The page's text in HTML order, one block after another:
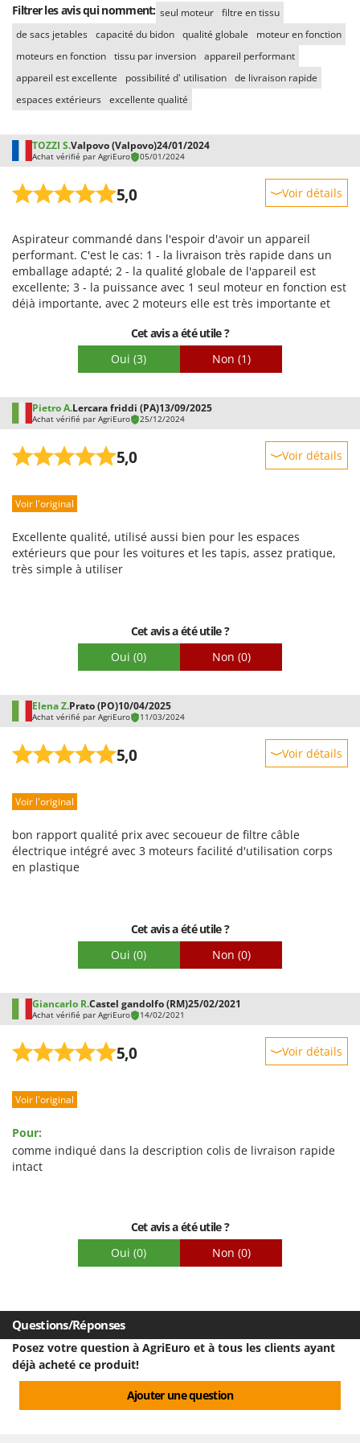
Stiga
Stocker
Sunseeker
T
Tecla
Tellarini Pompe
Tenco
Titania
Tornado
Tre Spade
Trotec
Troy-Bilt
U
Udor
Unger
Vesco
Volpi
W
Wiper EcoRobot
Wortex
Worx
Y
Z
Zephir
ZGrills
Filtrer les avis qui nomment: seul moteur
filtre en tissu
de sacs jetables capacité du bidon qualité globale
moteur en fonction
moteurs en fonction tissu par inversion appareil performant
appareil est excellente
possibilité d' utilisation de livraison rapide
espaces extérieurs excellente qualité
TOZZI S.Valpovo (Valpovo)24/01/2024
Achat vérifié par AgriEuro 05/01/2024
5,0 Voir détails
Prestations
Facilité d'utilisation
Qualité / Prix
Facilité de montage
Aspirateur commandé dans l'espoir d'avoir un appareil
performant. C'est le cas: 1 - la livraison très rapide dans un
emballage adapté; 2 - la qualité globale de l'appareil est
excellente; 3 - la puissance avec 1 seul moteur en fonction est
déjà importante, avec 2 moteurs elle est très importante et
impressionnante; 4 - la capacité du bidon, la possibilité
d'utilisation avec le filtre en tissu ou de sacs jetables. De plus,
le nettoyage du filtre tissu par inversion du flux, permet de ne
parfaitement satisfait de cet achat et de la livraison rapide
par AgriEuro
Cet avis a été utile ?
Oui (3) Non (1)
Pietro A.Lercara friddi (PA)13/09/2025
Achat vérifié par AgriEuro 25/12/2024
5,0 Voir détails
Prestations
Qualité / Prix
Facilité de montage
Voir l'original
Excellente qualité, utilisé aussi bien pour les espaces
extérieurs que pour les voitures et les tapis, assez pratique,
très simple à utiliser
Cet avis a été utile ?
Oui (0) Non (0)
Elena Z.Prato (PO)10/04/2025
Achat vérifié par AgriEuro 11/03/2024
5,0 Voir détails
Prestations
Qualité / Prix
Facilité de montage
Voir l'original
bon rapport qualité prix avec secoueur de filtre câble
électrique intégré avec 3 moteurs facilité d'utilisation corps
en plastique
Cet avis a été utile ?
Oui (0) Non (0)
Giancarlo R.Castel gandolfo (RM)25/02/2021
Achat vérifié par AgriEuro 14/02/2021
5,0 Voir détails
Prestations
Qualité / Prix
Facilité de montage
Voir l'original
Pour:
comme indiqué dans la description colis de livraison rapide
intact
Cet avis a été utile ?
Oui (0) Non (0)
Questions/Réponses
Posez votre question à AgriEuro et à tous les clients ayant
déjà acheté ce produit!
Ajouter une question